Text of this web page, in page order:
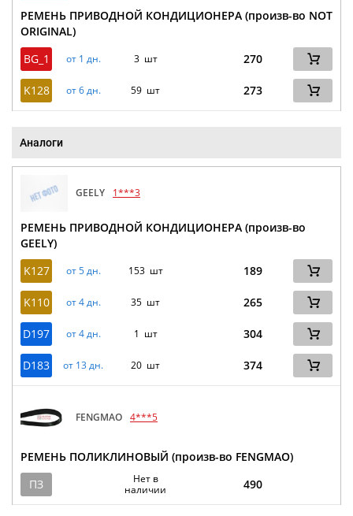
РЕМЕНЬ ПРИВОДНОЙ КОНДИЦИОНЕРА (произв-во NOT
ORIGINAL)
BG_1
от 1 дн. 3 шт 270
K128 от 6 дн. 59 шт 273
Аналоги
GEELY 1***3
РЕМЕНЬ ПРИВОДНОЙ КОНДИЦИОНЕРА (произв-во
GEELY)
K127
от 5 дн. 153 шт 189
K110 от 4 дн. 35 шт 265
D197 от 4 дн. 1 шт 304
D183 от 13 дн. 20 шт 374
FENGMAO 4***5
РЕМЕНЬ ПОЛИКЛИНОВЫЙ (произв-во FENGMAO)
ПЗ
Нет в
наличии
490